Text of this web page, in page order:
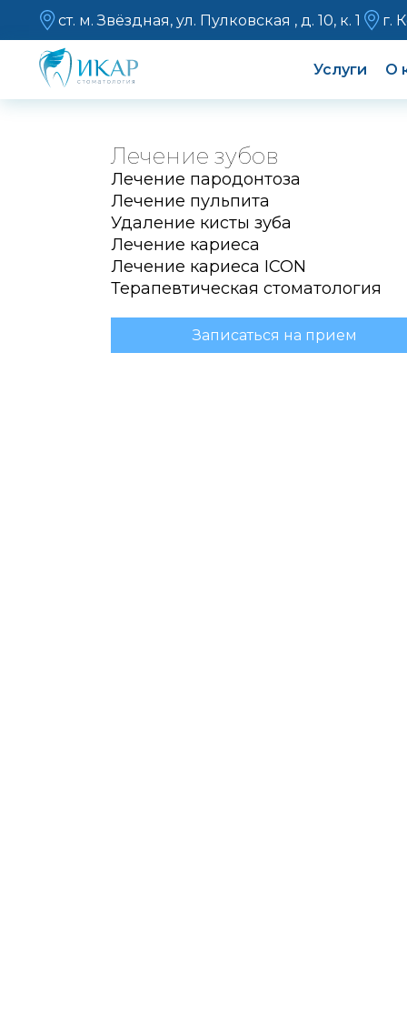
ст. м. Звёздная, ул. Пулковская , д. 10, к. 1 г.
Услуги О
Лечение зубов
Лечение пародонтоза
Лечение пульпита
Удаление кисты зуба
Лечение кариеса
Лечение кариеса ICON
Терапевтическая стоматология
Записаться на прием